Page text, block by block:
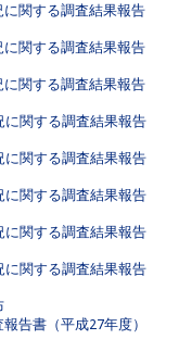
関する調査結果報告
関する調査結果報告
関する調査結果報告
関する調査結果報告
関する調査結果報告
関する調査結果報告
関する調査結果報告
関する調査結果報告
告書（平成27年度）